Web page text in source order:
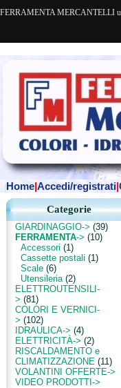
FERRAMENTA MERCANTELLI
Home|Accedi/registrati|
Categorie
GIARDINAGGIO-> (39)
FERRAMENTA-> (10)
Accessori (1)
Cassette postali (1)
Scale (6)
Utensileria(2)
ELETTROUTENSILI-
> (81)
COLORI E VERNICI-
> (102)
IDRAULICA-> (4)
ELETTRICITÀ-> (2)
RISCALDAMENTO e
CLIMATIZZAZIONE (11)
VOLANTINI OFFERTE->
VIDEO PRODOTTI->